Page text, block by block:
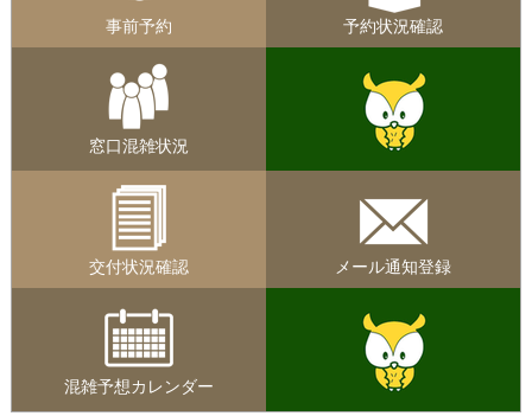
リアルタイム
混雑予想カレンダー
事前予約 予約状況確認
窓口混雑状況
交付状況確認 メール通知登録
混雑予想カレンダー